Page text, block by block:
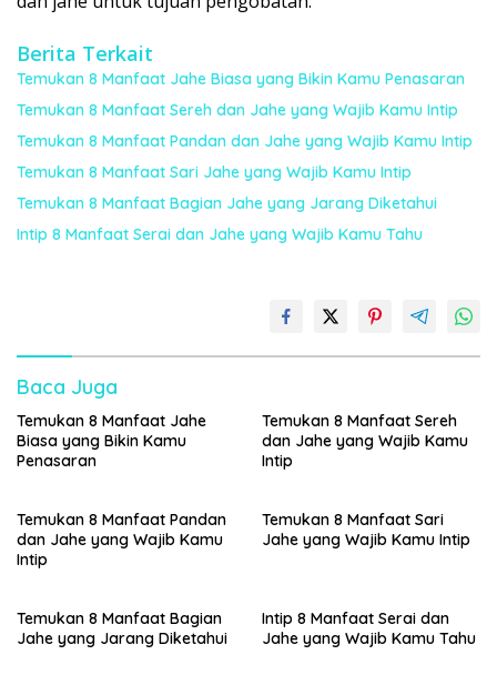
Berita Terkait
Temukan 8 Manfaat Jahe Biasa yang Bikin Kamu Penasaran
Temukan 8 Manfaat Sereh dan Jahe yang Wajib Kamu Intip
Temukan 8 Manfaat Pandan dan Jahe yang Wajib Kamu Intip
Temukan 8 Manfaat Sari Jahe yang Wajib Kamu Intip
Temukan 8 Manfaat Bagian Jahe yang Jarang Diketahui
Intip 8 Manfaat Serai dan Jahe yang Wajib Kamu Tahu
Baca Juga
Temukan 8 Manfaat Jahe
Biasa yang Bikin Kamu
Penasaran
Temukan 8 Manfaat Sereh
dan Jahe yang Wajib Kamu
Intip
Temukan 8 Manfaat Pandan
dan Jahe yang Wajib Kamu
Intip
Temukan 8 Manfaat Sari
Jahe yang Wajib Kamu Intip
Temukan 8 Manfaat Bagian
Jahe yang Jarang Diketahui
Intip 8 Manfaat Serai dan
Jahe yang Wajib Kamu Tahu